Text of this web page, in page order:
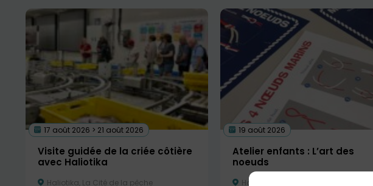
17 août 2026 > 21 août 2026
Visite guidée de la criée côtière
avec Haliotika
Haliotika, La Cité de la pêche
19 août 2026
Atelier enfants : L’art des
noeuds
Haliotika, La Cité de la pêche